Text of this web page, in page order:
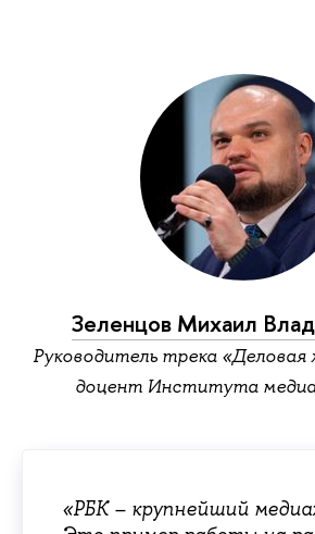
Зеленцов Михаил
Руководитель трека «Деловая
доцент Института
«РБК – крупнейший